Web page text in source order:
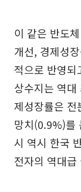
이 같은 반도
개선, 경제성
적으로 반영
상수지는 역
제성장률은
망치(0.9%)를
시 역시 한국
전자의 역대